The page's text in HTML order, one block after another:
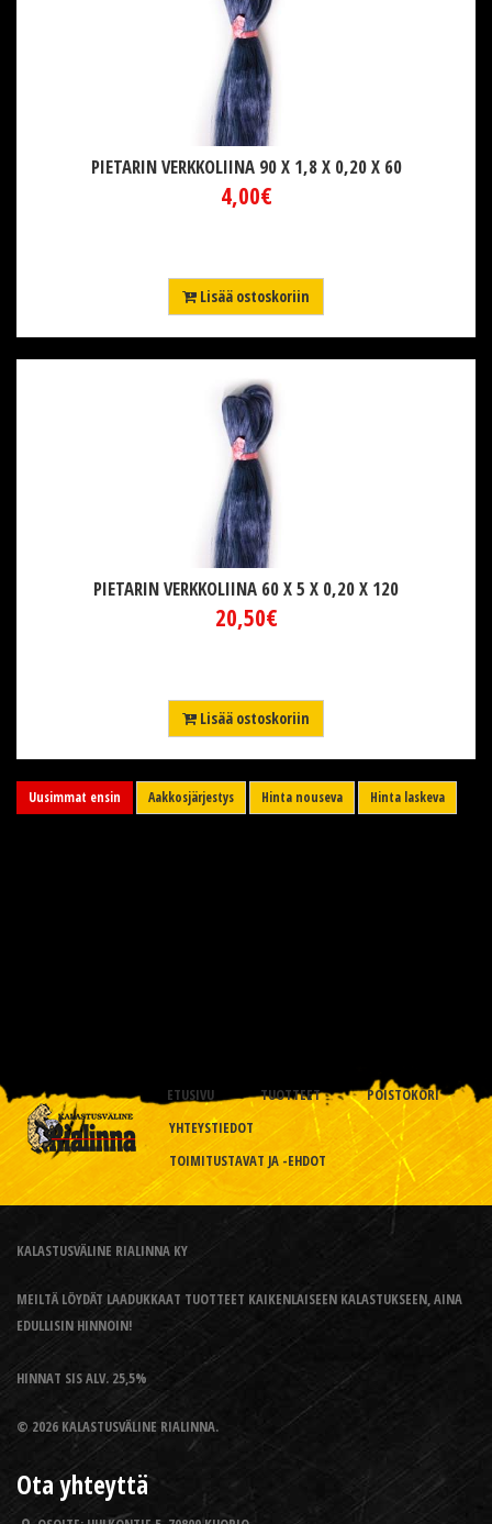
PIETARIN VERKKOLIINA 90 X 1,8 X 0,20 X 60
4,00€
Lisää ostoskoriin
PIETARIN VERKKOLIINA 60 X 5 X 0,20 X 120
20,50€
Lisää ostoskoriin
Uusimmat ensin Aakkosjärjestys Hinta nouseva Hinta laskeva
ETUSIVU TUOTTEET
POISTOKORI
YHTEYSTIEDOT
TOIMITUSTAVAT JA -EHDOT
KALASTUSVÄLINE RIALINNA KY
MEILTÄ LÖYDÄT LAADUKKAAT TUOTTEET KAIKENLAISEEN KALASTUKSEEN, AINA
EDULLISIN HINNOIN!
HINNAT SIS ALV. 25,5%
© 2026 KALASTUSVÄLINE RIALINNA.
Ota yhteyttä